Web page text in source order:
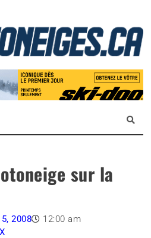
sur la
2008
12:00 am